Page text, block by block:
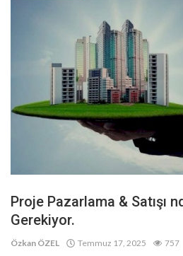
Proje Pazarlama & Satışı
Gerekiyor.
Özkan ÖZEL Temmuz 17, 2025 757